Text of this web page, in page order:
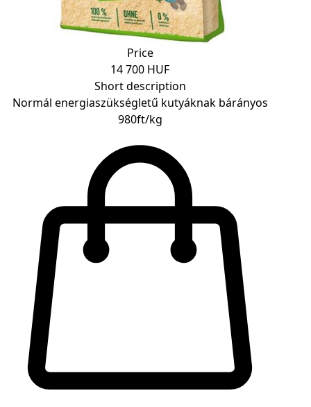
Price
14 700 HUF
Short description
Normál energiaszükségletű kutyáknak bárányos
980ft/kg